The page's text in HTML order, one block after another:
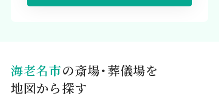
海老名市の斎場・葬儀場を
地図から探す